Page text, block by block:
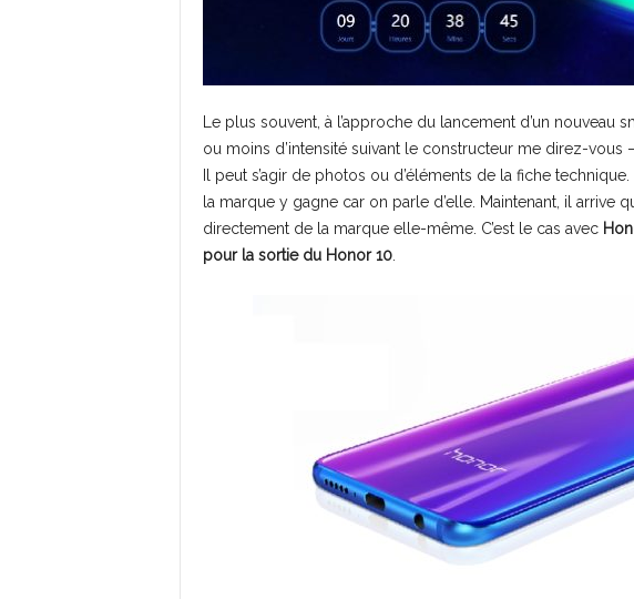
Le plus souvent, à l’approche du lancement d’un nouveau
ou moins d’intensité suivant le constructeur me direz-vous
Il peut s’agir de photos ou d’éléments de la fiche
la marque y gagne car on parle d’elle. Maintenant, il arrive
directement de la marque elle-même. C’est le cas avec
pour la sortie du Honor 10.